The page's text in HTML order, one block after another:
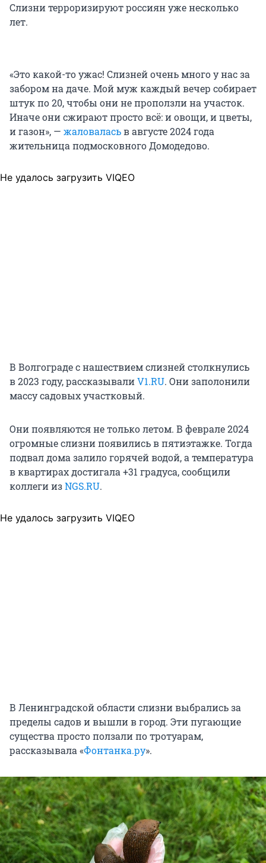
Слизни терроризируют россиян уже несколько
лет.
«Это какой-то ужас! Слизней очень много у нас за
забором на даче. Мой муж каждый вечер собирает
штук по 20, чтобы они не проползли на участок.
Иначе они сжирают просто всё: и овощи, и цветы,
и газон», — жаловаласьв августе 2024 года
жительница подмосковного Домодедово.
Не удалось загрузить VIQEO
В Волгограде с нашествием слизней столкнулись
в 2023 году, рассказывалиV1.RU. Они заполонили
массу садовых участковый.
Они появляются не только летом. В феврале 2024
огромные слизни появились в пятиэтажке. Тогда
подвал дома залило горячей водой, а температура
в квартирах достигала +31 градуса, сообщили
коллеги изNGS.RU.
Не удалось загрузить VIQEO
В Ленинградской области слизни выбрались за
пределы садов и вышли в город. Эти пугающие
существа просто ползали по тротуарам,
рассказывала «Фонтанка.ру».